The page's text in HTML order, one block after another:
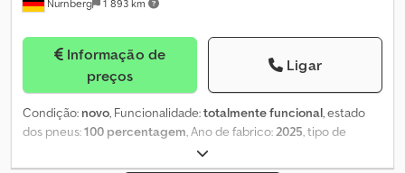
Nürnberg 1 893 km
Informação de
preços
Ligar
Condição: novo, Funcionalidade:totalmente funcional, estado
dos pneus:100 percentagem, Ano de fabrico:2025, tipo de
, O carro de cabos totalmente automático
para a tecnologia do futuro. O KWH da Müller-Mitteltal é um